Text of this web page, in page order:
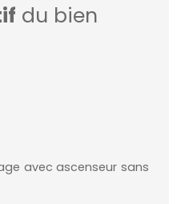
du bien
avec ascenseur sans